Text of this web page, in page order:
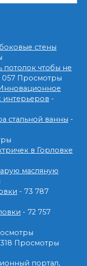
стены
потолок чтобы не
057 Просмотры
-
стальной ванны -
в Горловке
масляную
- 73 787
- 72 757
Просмотры
портал,